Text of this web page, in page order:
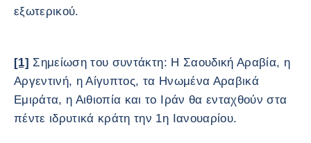
εξωτερικού.
[1] Σημείωση του συντάκτη: Η Σαουδική Αραβία, η
Αργεντινή, η Αίγυπτος, τα Ηνωμένα Αραβικά
Εμιράτα, η Αιθιοπία και το Ιράν θα ενταχθούν στα
πέντε ιδρυτικά κράτη την 1η Ιανουαρίου.